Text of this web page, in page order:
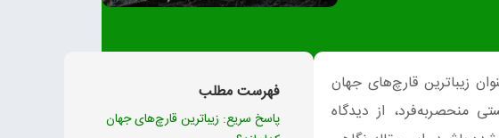
زیباترین قارچ‌های جهان
منحصربه‌فرد، از دیدگاه
فهرست مطلب
پاسخ سریع: زیباترین قارچ‌های جهان